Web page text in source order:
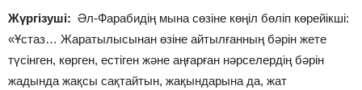
Жүргізуші: Әл-Фарабидің мына сөзіне көңіл бөліп көрейікші:
«Ұстаз… Жаратылысынан өзіне айтылғанның бәрін жете
түсінген, көрген, естіген және аңғарған нәрселердің бәрін
жадында жақсы сақтайтын, жақындарына да, жат